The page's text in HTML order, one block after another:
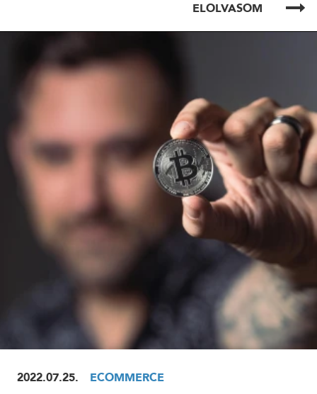
ELOLVASOM
ELOLVASOM
2022.07.25. ECOMMERCE